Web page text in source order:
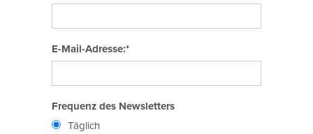
E-Mail-Adresse:*
Frequenz des Newsletters
Täglich